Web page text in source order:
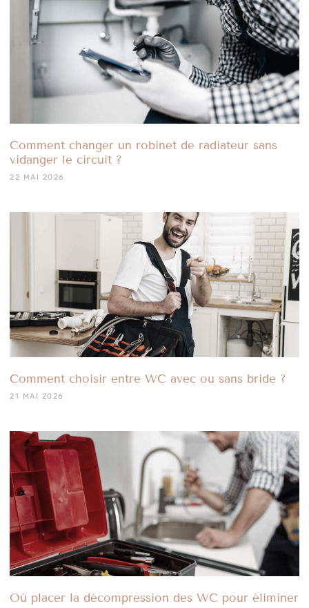
Comment changer un robinet de radiateur sans
vidanger le circuit ?
22 MAI 2026
Comment choisir entre WC avec ou sans bride ?
21 MAI 2026
Où placer la décompression des WC pour éliminer